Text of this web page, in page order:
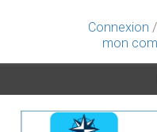
Connexion /
mon